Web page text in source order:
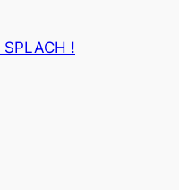
SPLACH !